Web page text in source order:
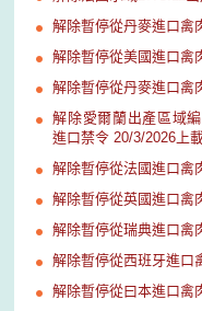
解除暫停從丹麥進口禽
解除暫停從美國進口禽
解除暫停從丹麥進口禽
解除愛爾蘭出產區域
進口禁令 20/3/2026上
解除暫停從法國進口禽
解除暫停從英國進口禽
解除暫停從瑞典進口禽
解除暫停從西班牙進口
解除暫停從曰本進口禽